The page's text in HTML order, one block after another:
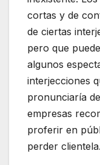
cortas y de
de ciertas
pero que
algunos
interjecciones
pronunciaría
empresas
proferir en
perder clientela.